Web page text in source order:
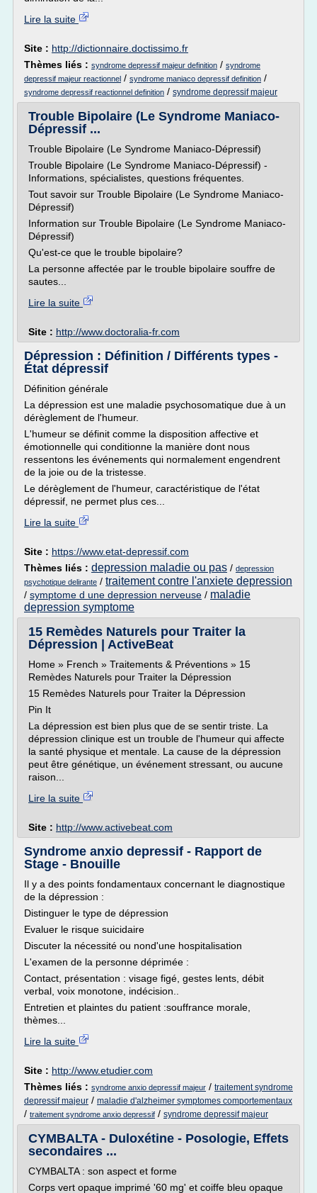
Lire la suite
Site : http://dictionnaire.doctissimo.fr
Thèmes liés : syndrome depressif majeur definition / syndrome
depressif majeur reactionnel / syndrome maniaco depressif definition /
syndrome depressif reactionnel definition / syndrome depressif majeur
Trouble Bipolaire (Le Syndrome Maniaco-
Dépressif ...
Trouble Bipolaire (Le Syndrome Maniaco-Dépressif)
Trouble Bipolaire (Le Syndrome Maniaco-Dépressif) -
Informations, spécialistes, questions fréquentes.
Tout savoir sur Trouble Bipolaire (Le Syndrome Maniaco-
Dépressif)
Information sur Trouble Bipolaire (Le Syndrome Maniaco-
Dépressif)
Qu'est-ce que le trouble bipolaire?
La personne affectée par le trouble bipolaire souffre de
sautes...
Lire la suite
Site : http://www.doctoralia-fr.com
Dépression : Définition / Différents types -
État dépressif
Définition générale
La dépression est une maladie psychosomatique due à un
dérèglement de l'humeur.
L'humeur se définit comme la disposition affective et
émotionnelle qui conditionne la manière dont nous
ressentons les événements qui normalement engendrent
de la joie ou de la tristesse.
Le dérèglement de l'humeur, caractéristique de l'état
dépressif, ne permet plus ces...
Lire la suite
Site : https://www.etat-depressif.com
Thèmes liés : depression maladie ou pas / depression
psychotique delirante / traitement contre l'anxiete depression
/ symptome d une depression nerveuse / maladie
depression symptome
15 Remèdes Naturels pour Traiter la
Dépression | ActiveBeat
Home » French » Traitements & Préventions » 15
Remèdes Naturels pour Traiter la Dépression
15 Remèdes Naturels pour Traiter la Dépression
Pin It
La dépression est bien plus que de se sentir triste. La
dépression clinique est un trouble de l'humeur qui affecte
la santé physique et mentale. La cause de la dépression
peut être génétique, un événement stressant, ou aucune
raison...
Lire la suite
Site : http://www.activebeat.com
Syndrome anxio depressif - Rapport de
Stage - Bnouille
Il y a des points fondamentaux concernant le diagnostique
de la dépression :
Distinguer le type de dépression
Evaluer le risque suicidaire
Discuter la nécessité ou nond'une hospitalisation
L'examen de la personne déprimée :
Contact, présentation : visage figé, gestes lents, débit
verbal, voix monotone, indécision..
Entretien et plaintes du patient :souffrance morale,
thèmes...
Lire la suite
Site : http://www.etudier.com
Thèmes liés : syndrome anxio depressif majeur / traitement syndrome
depressif majeur / maladie d'alzheimer symptomes comportementaux
/ traitement syndrome anxio depressif / syndrome depressif majeur
CYMBALTA - Duloxétine - Posologie, Effets
secondaires ...
CYMBALTA : son aspect et forme
Corps vert opaque imprimé '60 mg' et coiffe bleu opaque